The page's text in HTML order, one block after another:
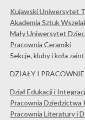
Kujawski Uniwersytet
Akademia Sztuk
Mały Uniwersytet
Pracownia Ceramiki
Sekcje, kluby i koła
DZIAŁY I PRACOWNIE
Dział Edukacji i
Pracownia
Pracownia Literatury i